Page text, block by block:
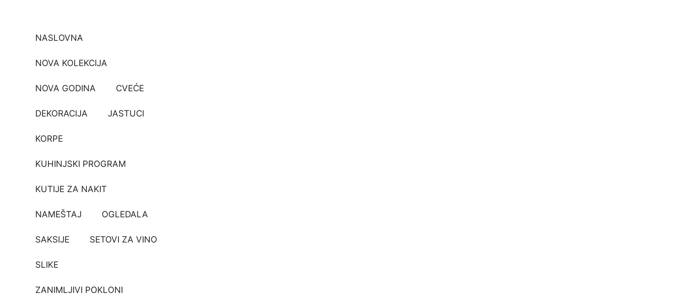
NASLOVNA
NOVA KOLEKCIJA
NOVA GODINA CVEĆE
DEKORACIJA JASTUCI
KORPE
KUHINJSKI PROGRAM
KUTIJE ZA NAKIT
NAMEŠTAJ OGLEDALA
SAKSIJE SETOVI ZA VINO
SLIKE
ZANIMLJIVI POKLONI